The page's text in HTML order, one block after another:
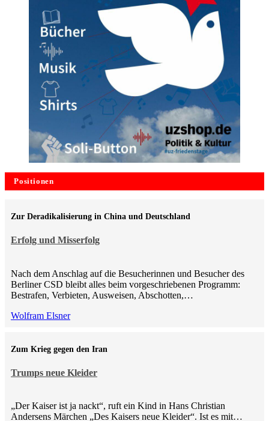
Positionen
Erfolg und Misserfolg
Zur Deradikalisierung in China und Deutschland
Nach dem Anschlag auf die Besucherinnen und Besucher des
Berliner CSD bleibt alles beim vorgeschriebenen Programm:
Bestrafen, Verbieten, Ausweisen, Abschotten,…
Wolfram Elsner
Trumps neue Kleider
Zum Krieg gegen den Iran
„Der Kaiser ist ja nackt“, ruft ein Kind in Hans Christian
Andersens Märchen „Des Kaisers neue Kleider“. Ist es mit…